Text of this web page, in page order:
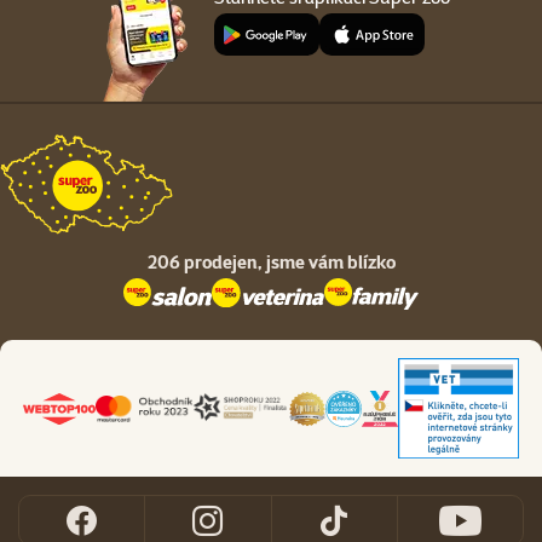
206 prodejen, jsme vám blízko